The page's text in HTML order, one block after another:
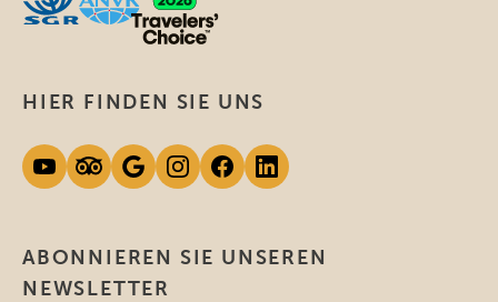
ABONNIEREN SIE UNSEREN
NEWSLETTER
HIER FINDEN SIE UNS